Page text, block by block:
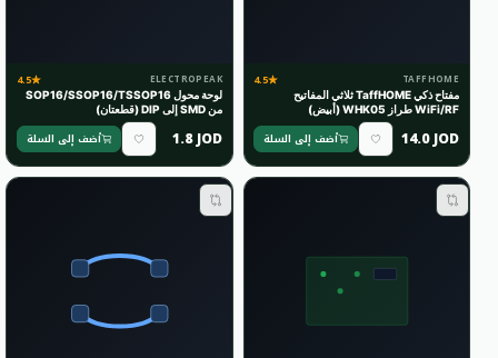
TAFFHOME
4.5
مفتاح ذكي TaffHOME ثلاثي المفاتيح
WiFi/RF طراز WHK05 (أبيض)
14.0 JOD أضف إلى السلة
ELECTROPEAK
4.5
لوحة محول SOP16/SSOP16/TSSOP16
من SMD إلى DIP (قطعتان)
1.8 JOD أضف إلى السلة